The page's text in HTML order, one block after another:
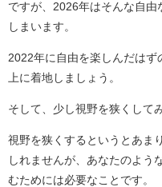
ですが、2026年はそんな自
しまいます。
2022年に自由を楽しんだは
上に着地しましょう。
そして、少し視野を狭くして
視野を狭くするというとあま
しれませんが、あなたのよう
むためには必要なことです。